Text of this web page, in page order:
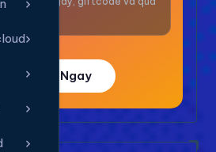
Nghiệm Ngay